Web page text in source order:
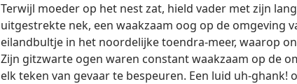
Terwijl moeder op het nest zat, hield vader met zijn
uitgestrekte nek, een waakzaam oog op de omgeving
eilandbultje in het noordelijke toendra-meer, waarop
Zijn gitzwarte ogen waren constant waakzaam op de
elk teken van gevaar te bespeuren. Een luid uh-ghank!